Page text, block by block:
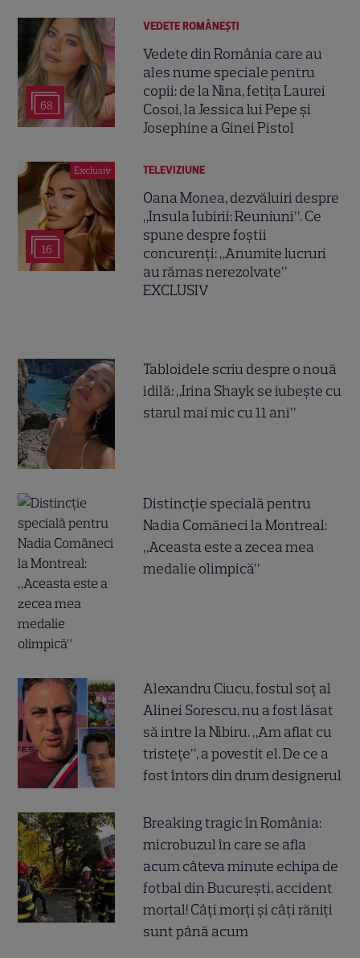
68
VEDETE ROMÂNEŞTI
Vedete din România care au
ales nume speciale pentru
copii: de la Nina, fetița Laurei
Cosoi, la Jessica lui Pepe și
Josephine a Ginei Pistol
Exclusiv
16
TELEVIZIUNE
Oana Monea, dezvăluiri despre
„Insula Iubirii: Reuniuni”. Ce
spune despre foștii
concurenți: „Anumite lucruri
au rămas nerezolvate”
EXCLUSIV
Tabloidele scriu despre o nouă
idilă: „Irina Shayk se iubește cu
starul mai mic cu 11 ani”
Distincție specială pentru
Nadia Comăneci la Montreal:
„Aceasta este a zecea mea
medalie olimpică”
Alexandru Ciucu, fostul soț al
Alinei Sorescu, nu a fost lăsat
să intre la Nibiru. „Am aflat cu
tristețe”, a povestit el. De ce a
fost întors din drum designerul
Breaking tragic în România:
microbuzul în care se afla
acum câteva minute echipa de
fotbal din București, accident
mortal! Câți morți și câți răniți
sunt până acum